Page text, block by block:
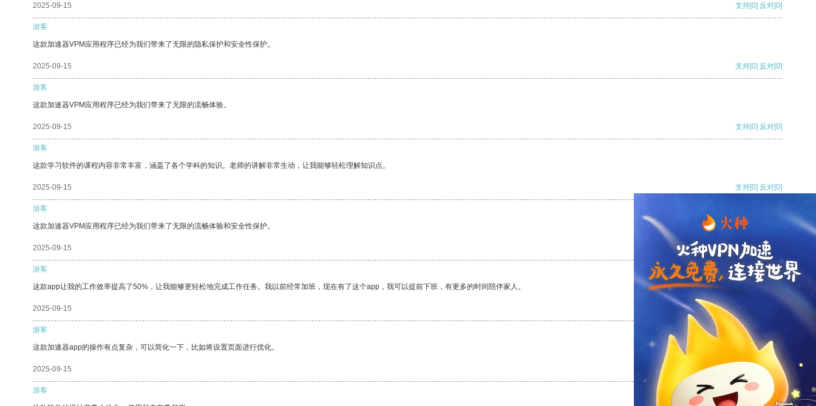
2025-09-15 支持[0] 反对[0]
游客
这款加速器VPM应用程序已经为我们带来了无限的隐私保护和安全性保护。
2025-09-15 支持[0] 反对[0]
游客
这款加速器VPM应用程序已经为我们带来了无限的流畅体验。
2025-09-15 支持[0] 反对[0]
游客
这款学习软件的课程内容非常丰富，涵盖了各个学科的知识。老师的讲解非常生动，让我能够轻松理解知识点。
2025-09-15 支持[0] 反对[0]
游客
这款加速器VPM应用程序已经为我们带来了无限的流畅体验和安全性保护。
2025-09-15 支持[0] 反对
游客
这款app让我的工作效率提高了50%，让我能够更轻松地完成工作任务。我以前经常加班，现在有了这个app，我可以提前下班，有更多的时间陪伴家人。
2025-09-15 支持
游客
这款加速器app的操作有点复杂，可以简化一下，比如将设置页面进行优化。
2025-09-15 反对 [0]
游客